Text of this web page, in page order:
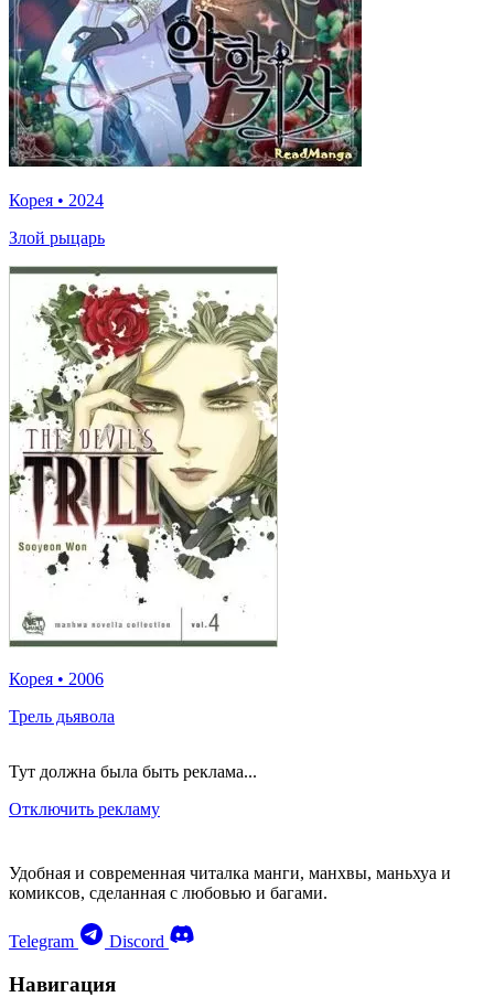
Корея • 2024
Злой рыцарь
Корея • 2006
Трель дьявола
Тут должна была быть реклама...
Отключить рекламу
Удобная и современная читалка манги, манхвы, маньхуа и
комиксов, сделанная с любовью и багами.
Telegram Discord
Навигация